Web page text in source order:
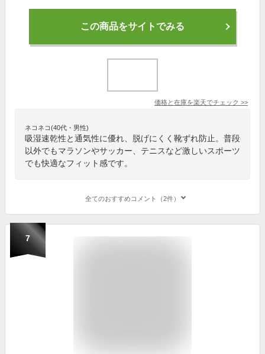
この商品をサイトでみる
価格と在庫を楽天でチェック >>
ネコネコ(40代・男性)
吸湿速乾性と通気性に優れ、脱げにくく靴ずれ防止。普段
以外でもマラソンやサッカー、テニスなど激しいスポーツ
でも快適なフィット感です。
全てのおすすめコメント（2件）
7